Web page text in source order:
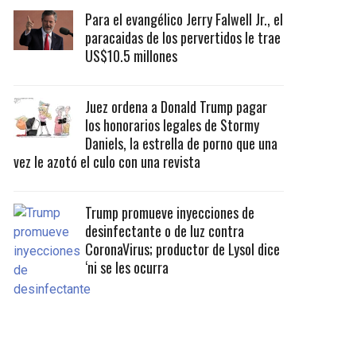
Para el evangélico Jerry Falwell Jr., el
paracaidas de los pervertidos le trae
US$10.5 millones
Juez ordena a Donald Trump pagar
los honorarios legales de Stormy
Daniels, la estrella de porno que una
vez le azotó el culo con una revista
Trump promueve inyecciones de
desinfectante o de luz contra
CoronaVirus; productor de Lysol dice
‘ni se les ocurra